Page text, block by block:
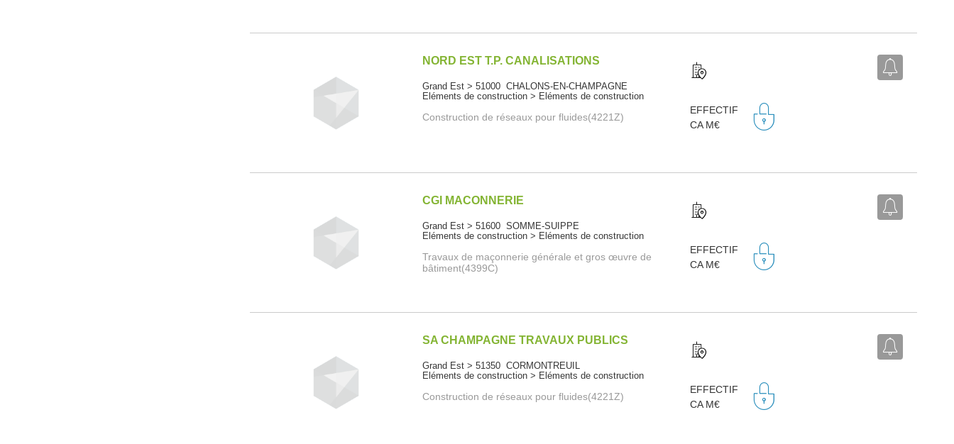
NORD EST T.P. CANALISATIONS
Grand Est > 51000 CHALONS-EN-CHAMPAGNE
Eléments de construction > Eléments de construction
Construction de réseaux pour fluides(4221Z)
EFFECTIF
CA M€
CGI MACONNERIE
Grand Est > 51600 SOMME-SUIPPE
Eléments de construction > Eléments de construction
Travaux de maçonnerie générale et gros œuvre de
bâtiment(4399C)
EFFECTIF
CA M€
SA CHAMPAGNE TRAVAUX PUBLICS
Grand Est > 51350 CORMONTREUIL
Eléments de construction > Eléments de construction
Construction de réseaux pour fluides(4221Z)
EFFECTIF
CA M€